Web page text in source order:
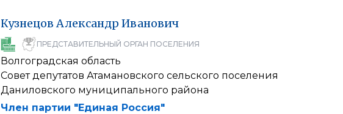
Кузнецов Александр Иванович
ПРЕДСТАВИТЕЛЬНЫЙ ОРГАН ПОСЕЛЕНИЯ
Волгоградская область
Совет депутатов Атамановского сельского поселения
Даниловского муниципального района
Член партии "Единая Россия"